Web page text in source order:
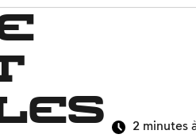
2 minutes